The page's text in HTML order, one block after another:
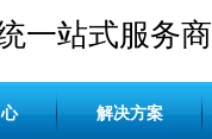
一站式服务商
解决方案